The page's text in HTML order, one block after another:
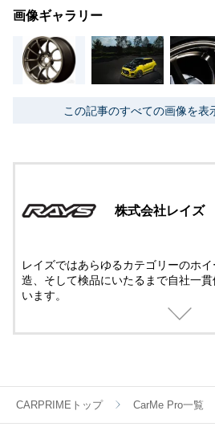
画像ギャラリー
この記事のすべての画像を表
株式会社レイズ
レイズではあらゆるカテゴリーのホ
造、そして検品にいたるまで自社一
います。
CARPRIMEトップ CarMe Pro一覧